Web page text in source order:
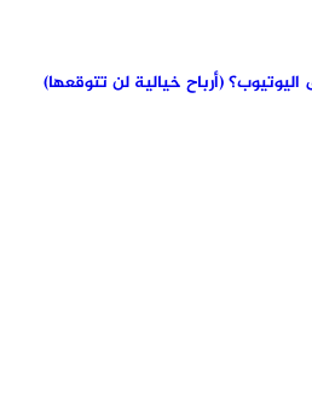
(أرباح خيالية لن تتوقعها)